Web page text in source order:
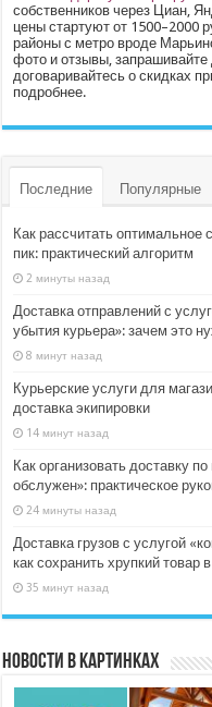
собственников через Циан,
цены стартуют от 1500–2000
районы с метро вроде
фото и отзывы,
договаривайтесь о скидках
подробнее.
Последние Популярные
Как рассчитать оптимальное
пик: практический алгоритм
2 минуты назад
Доставка отправлений с
убытия курьера»: зачем это
8 минут назад
Курьерские услуги для
доставка экипировки
14 минут назад
Как организовать доставку
обслужен»: практическое
24 минуты назад
Доставка грузов с услугой
как сохранить хрупкий товар
35 минут назад
Новости в картинках